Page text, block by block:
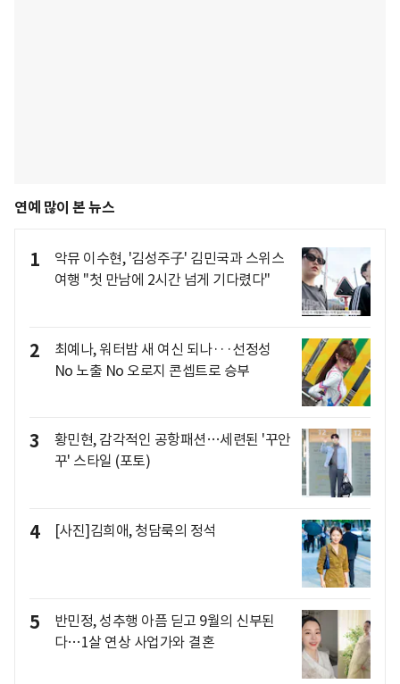
연예 많이 본 뉴스
1
악뮤 이수현, '김성주子' 김민국과 스위스
여행 "첫 만남에 2시간 넘게 기다렸다"
2
최예나, 워터밤 새 여신 되나···선정성
No 노출 No 오로지 콘셉트로 승부
3
황민현, 감각적인 공항패션…세련된 '꾸안
꾸' 스타일 (포토)
4 [사진]김희애, 청담룩의 정석
5
반민정, 성추행 아픔 딛고 9월의 신부된
다…1살 연상 사업가와 결혼